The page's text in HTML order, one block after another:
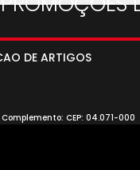
DE ARTIGOS
Complemento: CEP: 04.071-000